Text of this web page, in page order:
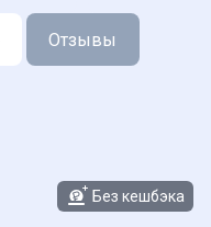
Без кешбэка
Отзывы